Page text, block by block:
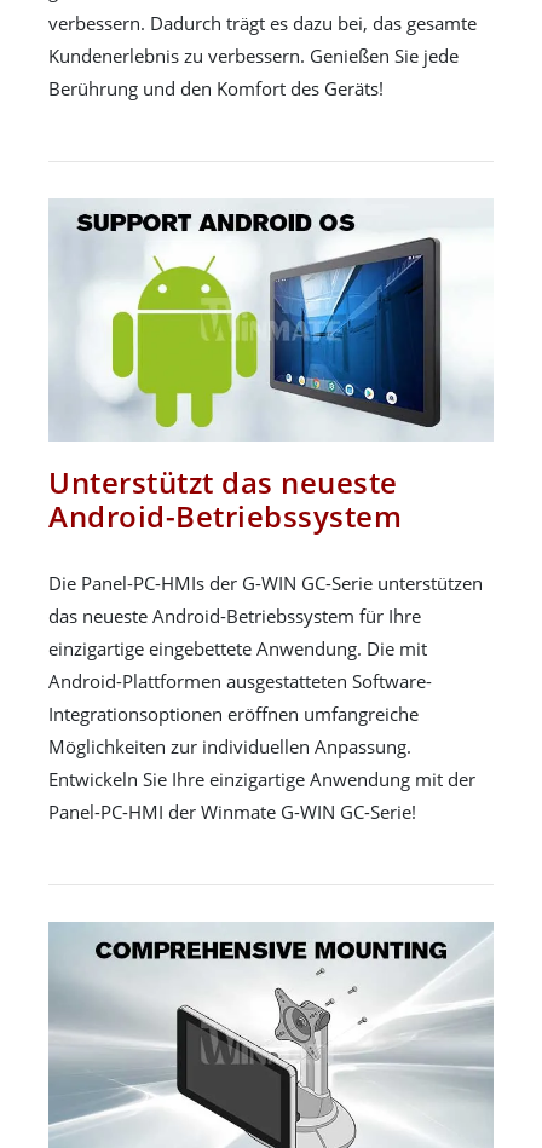
verbessern. Dadurch trägt es dazu bei, das gesamte
Kundenerlebnis zu verbessern. Genießen Sie jede
Berührung und den Komfort des Geräts!
Unterstützt das neueste
Android-Betriebssystem
Die Panel-PC-HMIs der G-WIN GC-Serie unterstützen
das neueste Android-Betriebssystem für Ihre
einzigartige eingebettete Anwendung. Die mit
Android-Plattformen ausgestatteten Software-
Integrationsoptionen eröffnen umfangreiche
Möglichkeiten zur individuellen Anpassung.
Entwickeln Sie Ihre einzigartige Anwendung mit der
Panel-PC-HMI der Winmate G-WIN GC-Serie!